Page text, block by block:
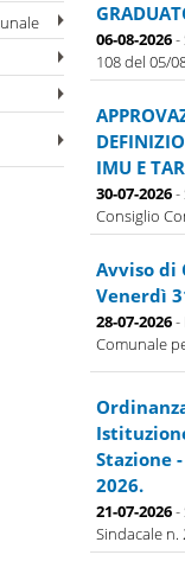
06-08-2026-
108 del 05/
IMU E
30-07-2026-
Consiglio
Avviso di
Venerdì
28-07-2026-
Comunale
Stazione
2026.
21-07-2026-
Sindacale n.